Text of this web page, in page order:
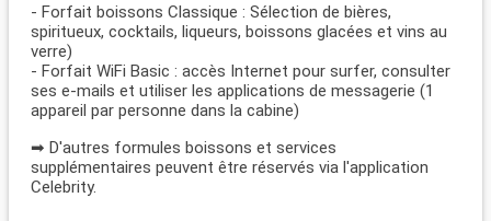
- Forfait boissons Classique : Sélection de bières,
spiritueux, cocktails, liqueurs, boissons glacées et vins au
verre)
- Forfait WiFi Basic : accès Internet pour surfer, consulter
ses e-mails et utiliser les applications de messagerie (1
appareil par personne dans la cabine)
➡ D'autres formules boissons et services
supplémentaires peuvent être réservés via l'application
Celebrity.